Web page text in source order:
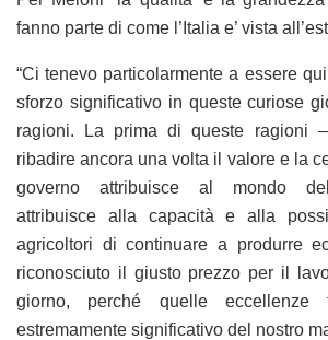
fanno parte di come l’Italia e’ vista
“Ci tenevo particolarmente a essere
sforzo significativo in queste curiose
ragioni. La prima di queste ragioni
ribadire ancora una volta il valore e la
governo attribuisce al mondo
attribuisce alla capacità e alla
agricoltori di continuare a produrre
riconosciuto il giusto prezzo per il
giorno, perché quelle
estremamente significativo del nostro